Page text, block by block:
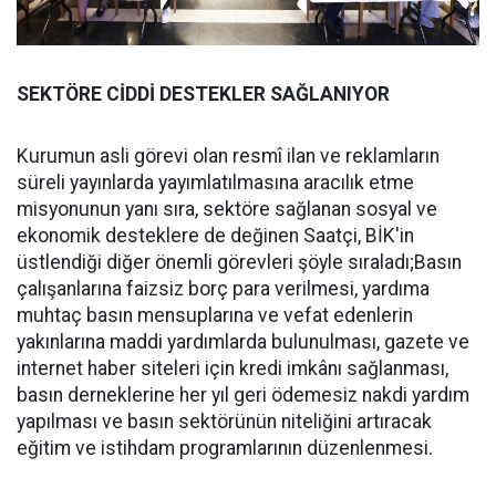
SEKTÖRE CİDDİ DESTEKLER SAĞLANIYOR
Kurumun asli görevi olan resmî ilan ve reklamların
süreli yayınlarda yayımlatılmasına aracılık etme
misyonunun yanı sıra, sektöre sağlanan sosyal ve
ekonomik desteklere de değinen Saatçi, BİK'in
üstlendiği diğer önemli görevleri şöyle sıraladı;Basın
çalışanlarına faizsiz borç para verilmesi, yardıma
muhtaç basın mensuplarına ve vefat edenlerin
yakınlarına maddi yardımlarda bulunulması, gazete ve
internet haber siteleri için kredi imkânı sağlanması,
basın derneklerine her yıl geri ödemesiz nakdi yardım
yapılması ve basın sektörünün niteliğini artıracak
eğitim ve istihdam programlarının düzenlenmesi.